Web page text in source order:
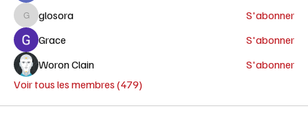
glosoraglosora
S'abonner
Grace
S'abonner
Woron Clain
S'abonner
Voir tous les membres (479)